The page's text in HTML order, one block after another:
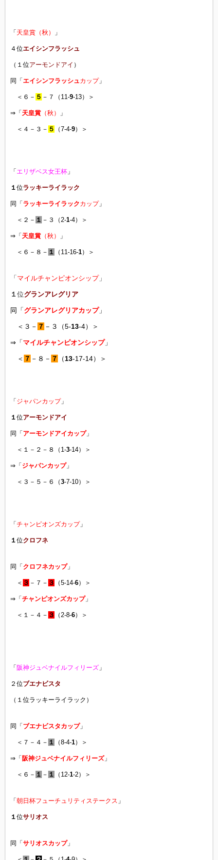
「 天皇賞（秋） 」
４位エイシンフラッシュ
（１位アーモンドアイ ）
同「 エイシンフラッシュ カップ」
＜６－ ５ －７（11-9-13）＞
⇒「 天皇賞 （秋） 」
＜４－３－ ５ （7-4-9）＞
「 エリザベス女王杯 」
１ 位ラッキーライラック
同「 ラッキーライラックカップ」
＜２－ １ －３（2-1-4）＞
⇒「 天皇賞 （秋） 」
＜６－８－ １ （11-16-1）＞
「マイルチャンピオンシップ」
１位グランアレグリア
同「グランアレグリアカップ」
＜３－ ７ －３（5-13-4）＞
⇒「マイルチャンピオンシップ」
＜ ７ －８－ ７ （13-17-14）＞
「 ジャパンカップ」
１ 位アーモンドアイ
同「 アーモンドアイカップ」
＜１－２－８（1-3-14）＞
⇒「 ジャパンカップ」
＜３－５－６（3-7-10）＞
「 チャンピオンズカップ」
１ 位クロフネ
同「 クロフネカップ」
＜ ３ －７－ ３ （5-14-6）＞
⇒「 チャンピオンズカップ」
＜１－４－ ３ （2-8-6）＞
「 阪神ジュベナイルフィリーズ 」
２位ブエナビスタ
（１位ラッキーライラック）
同「 ブエナビスタカップ」
＜７－４－ １ （8-4-1）＞
⇒「 阪神ジュベナイルフィリーズ」
＜６－ １ － １ （12-1-2）＞
「 朝日杯フューチュリティステークス 」
１ 位サリオス
同「 サリオスカップ」